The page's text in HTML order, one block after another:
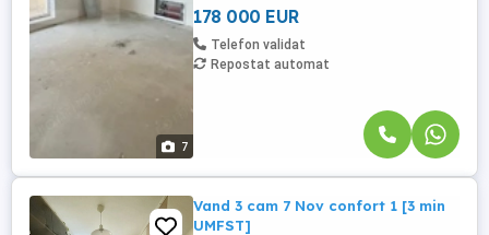
7
Apartamentul este compartimentat ...
178 000 EUR
Telefon validat
Repostat automat
Vand 3 cam 7 Nov confort 1 [3 min
UMFST]